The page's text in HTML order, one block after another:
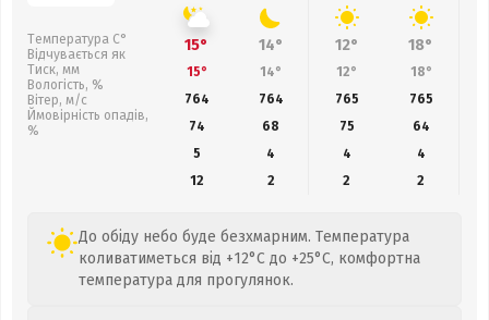
Температура С°
Відчувається як
Тиск, мм
Вологість, %
Вітер, м/с
Ймовірність опадів,
%
15° 14° 12° 18°
15° 14° 12° 18°
764
764 765 765
74
68 75 64
5
4 4
4
12
2 2 2
До обіду небо буде безхмарним. Температура
коливатиметься від +12°C до +25°C, комфортна
температура для прогулянок.